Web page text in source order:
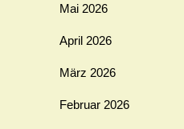
Mai 2026
April 2026
März 2026
Februar 2026